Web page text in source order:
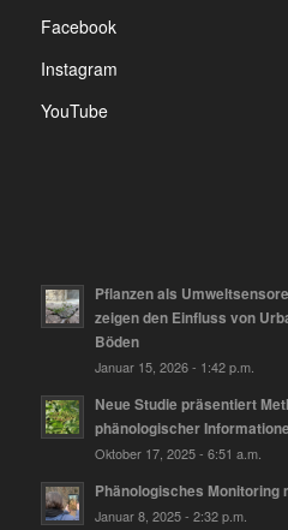
Facebook
Instagram
YouTube
Pflanzen als
zeigen den Einfluss von
Böden
Januar 15, 2026 - 1:42 p.m.
Neue Studie präsentiert
phänologischer
Oktober 17, 2025 - 6:51 a.m.
Phänologisches Monitoring
Januar 8, 2025 - 2:32 p.m.